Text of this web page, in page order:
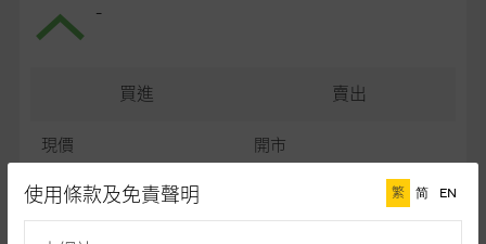
-
買進 賣出
現價 開市
最高
使用條款及免責聲明 繁 简 EN